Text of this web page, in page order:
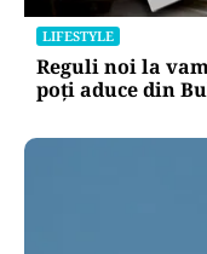
LIFESTYLE
Reguli noi la
poți aduce din